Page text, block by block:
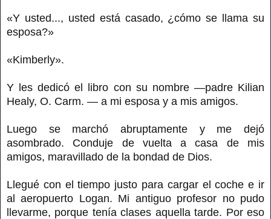
«Y usted..., usted está casado, ¿cómo se llama su
esposa?»
«Kimberly».
Y les dedicó el libro con su nombre —padre Kilian
Healy, O. Carm. — a mi esposa y a mis amigos.
Luego se marchó abruptamente y me dejó
asombrado. Conduje de vuelta a casa de mis
amigos, maravillado de la bondad de Dios.
Llegué con el tiempo justo para cargar el coche e ir
al aeropuerto Logan. Mi antiguo profesor no pudo
llevarme, porque tenía clases aquella tarde. Por eso